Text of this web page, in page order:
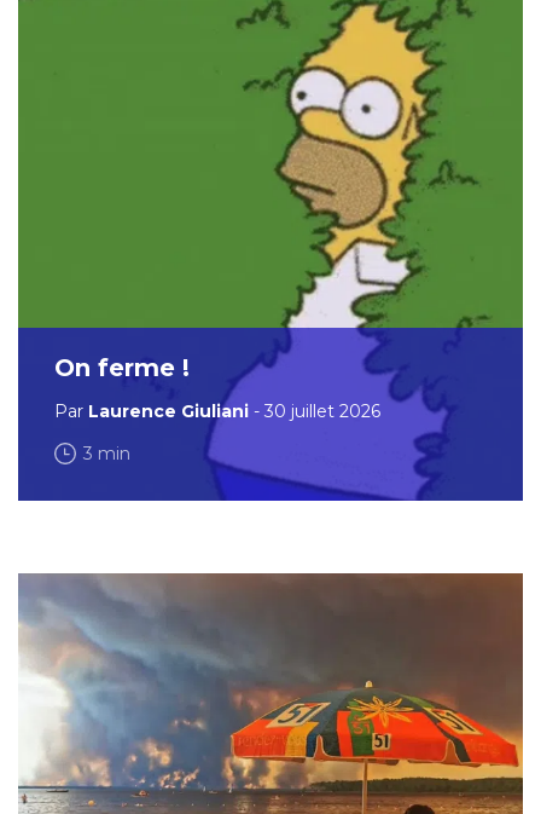
On ferme !
Par Laurence Giuliani - 30 juillet 2026
3 min